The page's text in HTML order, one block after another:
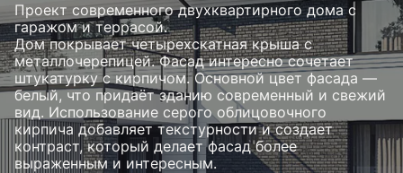
Проект современного двухквартирного дома с
гаражом и террасой.
Дом покрывает четырехскатная крыша с
металлочерепицей. Фасад интересно сочетает
штукатурку с кирпичом. Основной цвет фасада —
белый, что придаёт зданию современный и свежий
вид. Использование серого облицовочного
кирпича добавляет текстурности и создает
контраст, который делает фасад более
выраженным и интересным.